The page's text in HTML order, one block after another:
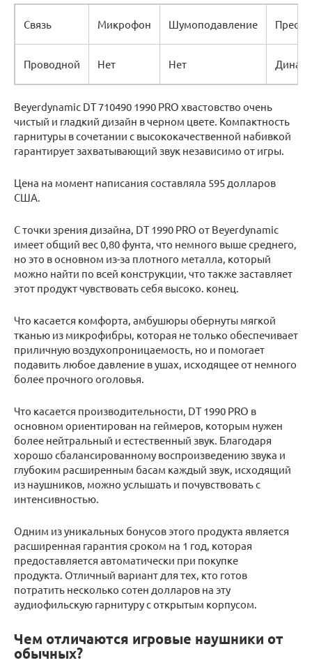
Связь Микрофон Шумоподавление
Проводной Нет Нет
Beyerdynamic DT 710490 1990 PRO хвастовство очень
чистый и гладкий дизайн в черном цвете. Компактность
гарнитуры в сочетании с высококачественной набивкой
гарантирует захватывающий звук независимо от игры.
Цена на момент написания составляла 595 долларов
США.
С точки зрения дизайна, DT 1990 PRO от Beyerdynamic
имеет общий вес 0,80 фунта, что немного выше среднего,
но это в основном из-за плотного металла, который
можно найти по всей конструкции, что также заставляет
этот продукт чувствовать себя высоко. конец.
Что касается комфорта, амбушюры обернуты мягкой
тканью из микрофибры, которая не только обеспечивает
приличную воздухопроницаемость, но и помогает
подавить любое давление в ушах, исходящее от немного
более прочного оголовья.
Что касается производительности, DT 1990 PRO в
основном ориентирован на геймеров, которым нужен
более нейтральный и естественный звук. Благодаря
хорошо сбалансированному воспроизведению звука и
глубоким расширенным басам каждый звук, исходящий
из наушников, можно услышать и почувствовать с
интенсивностью.
Одним из уникальных бонусов этого продукта является
расширенная гарантия сроком на 1 год, которая
предоставляется автоматически при покупке
продукта. Отличный вариант для тех, кто готов
потратить несколько сотен долларов на эту
аудиофильскую гарнитуру с открытым корпусом.
Чем отличаются игровые наушники от
обычных?